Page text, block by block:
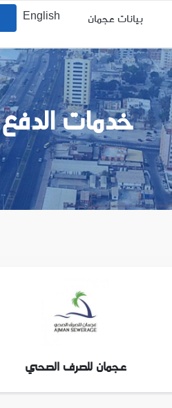
بيانات عجمان English
خدمات الدفع
عجمان للصرف الصحي